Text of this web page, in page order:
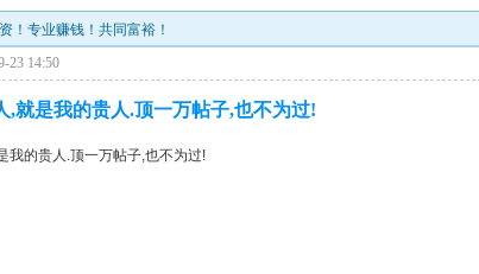
！专业赚钱！共同富裕！
23 14:50
,就是我的贵人.顶一万帖子,也不为过!
我的贵人.顶一万帖子,也不为过!